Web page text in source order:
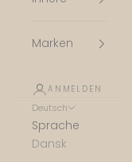
Marken
ANMELDEN
Deutsch
Sprache
Dansk